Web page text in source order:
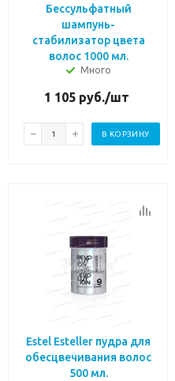
Бессульфатный
шампунь-
стабилизатор цвета
волос 1000 мл.
Много
1 105 руб./шт
В КОРЗИНУ
Estel Esteller пудра для
обесцвечивания волос
500 мл.